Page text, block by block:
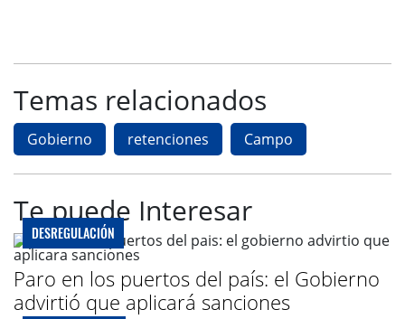
Temas relacionados
Gobierno retenciones Campo
Te puede Interesar
DESREGULACIÓN
Paro en los puertos del país: el Gobierno
advirtió que aplicará sanciones